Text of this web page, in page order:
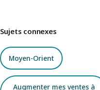
Sujets connexes
Moyen-Orient
Augmenter mes ventes à